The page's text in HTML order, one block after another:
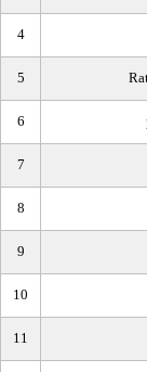
4
5
6
7
8
9
10
11